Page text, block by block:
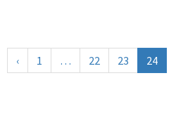
‹ 1 … 22 23 24